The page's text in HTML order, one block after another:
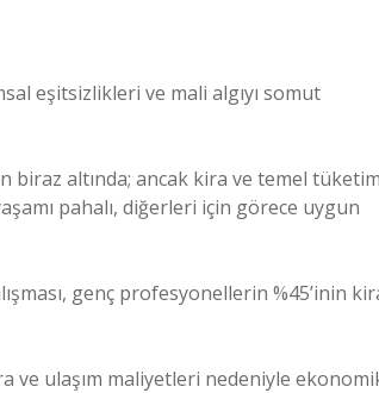
eşitsizlikleri ve mali algıyı somut
biraz altında; ancak kira ve temel
pahalı, diğerleri için görece uygun
genç profesyonellerin %45’inin
ve ulaşım maliyetleri nedeniyle